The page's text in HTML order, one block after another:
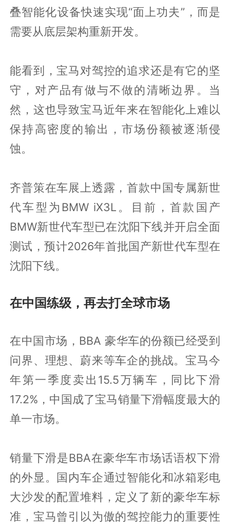
叠智能化设备快速实现“面上功夫”，而是
需要从底层架构重新开发。
能看到，宝马对驾控的追求还是有它的坚
守，对产品有做与不做的清晰边界。当
然，这也导致宝马近年来在智能化上难以
保持高密度的输出，市场份额被逐渐侵
蚀。
齐普策在车展上透露，首款中国专属新世
代车型为BMW iX3L。目前，首款国产
BMW新世代车型已在沈阳下线并开启全面
测试，预计2026年首批国产新世代车型在
沈阳下线。
在中国练级，再去打全球市场
在中国市场，BBA 豪华车的份额已经受到
问界、理想、蔚来等车企的挑战。宝马今
年第一季度卖出15.5万辆车，同比下滑
17.2%，中国成了宝马销量下滑幅度最大的
单一市场。
销量下滑是BBA在豪华车市场话语权下滑
的外显。国内车企通过智能化和冰箱彩电
大沙发的配置堆料，定义了新的豪华车标
准，宝马曾引以为傲的驾控能力的重要性